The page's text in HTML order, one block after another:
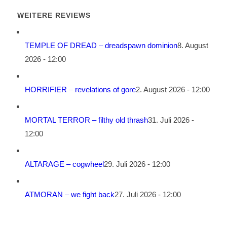
WEITERE REVIEWS
TEMPLE OF DREAD – dreadspawn dominion8. August
2026 - 12:00
HORRIFIER – revelations of gore2. August 2026 - 12:00
MORTAL TERROR – filthy old thrash31. Juli 2026 -
12:00
ALTARAGE – cogwheel29. Juli 2026 - 12:00
ATMORAN – we fight back27. Juli 2026 - 12:00